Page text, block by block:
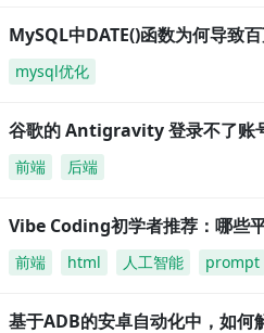
MySQL中DATE()函数为何导致
mysql优化
谷歌的 Antigravity 登录不了账
前端 后端
Vibe Coding初学者推荐：哪些
前端 html 人工智能 prompt
基于ADB的安卓自动化中，如何